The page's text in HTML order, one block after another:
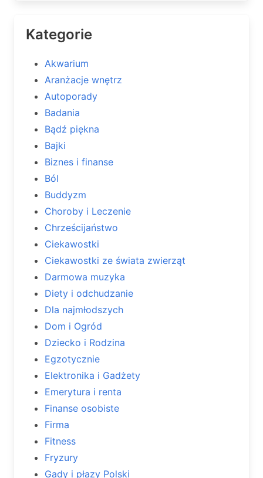
Kategorie
Akwarium
Aranżacje wnętrz
Autoporady
Badania
Bądź piękna
Bajki
Biznes i finanse
Ból
Buddyzm
Choroby i Leczenie
Chrześcijaństwo
Ciekawostki
Ciekawostki ze świata zwierząt
Darmowa muzyka
Diety i odchudzanie
Dla najmłodszych
Dom i Ogród
Dziecko i Rodzina
Egzotycznie
Elektronika i Gadżety
Emerytura i renta
Finanse osobiste
Firma
Fitness
Fryzury
Gady i płazy Polski